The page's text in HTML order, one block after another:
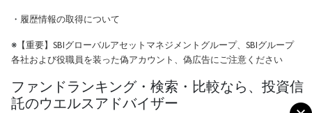
・ 履歴情報の取得について
※【重要】SBIグローバルアセットマネジメントグループ、SBIグループ
各社および役職員を装った偽アカウント、偽広告にご注意ください
ファンドランキング・検索・比較なら、投資信
託のウエルスアドバイザー